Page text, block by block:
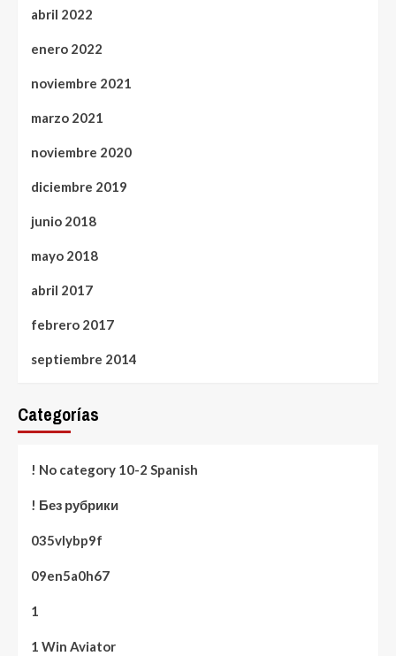
abril 2022
enero 2022
noviembre 2021
marzo 2021
noviembre 2020
diciembre 2019
junio 2018
mayo 2018
abril 2017
febrero 2017
septiembre 2014
Categorías
! No category 10-2 Spanish
! Без рубрики
035vlybp9f
09en5a0h67
1
1 Win Aviator